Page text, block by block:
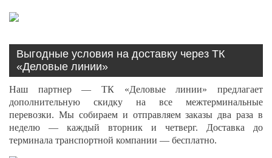
Выгодные условия на доставку через ТК
«Деловые линии»
Наш партнер — ТК «Деловые линии» предлагает
дополнительную скидку на все межтерминальные
перевозки. Мы собираем и отправляем заказы два раза в
неделю — каждый вторник и четверг. Доставка до
терминала транспортной компании — бесплатно.